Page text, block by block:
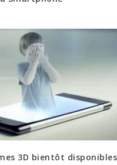
3D bientôt